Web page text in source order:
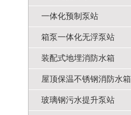
一体化预制泵站
箱泵一体化无浮泵站
装配式地埋消防水箱
屋顶保温不锈钢消防水箱
玻璃钢污水提升泵站